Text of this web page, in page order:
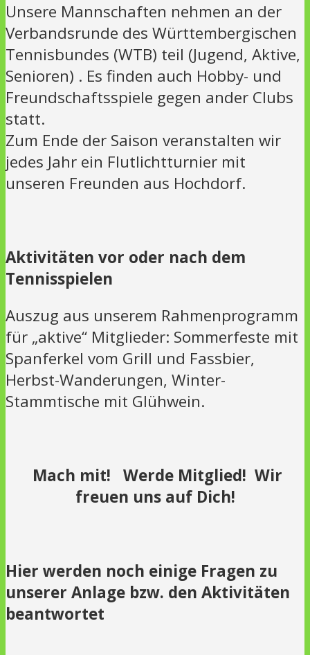
Unsere Mannschaften nehmen an der
Verbandsrunde des Württembergischen
Tennisbundes (WTB) teil (Jugend, Aktive,
Senioren) . Es finden auch Hobby- und
Freundschaftsspiele gegen ander Clubs
statt.
Zum Ende der Saison veranstalten wir
jedes Jahr ein Flutlichtturnier mit
unseren Freunden aus Hochdorf.
Aktivitäten vor oder nach dem
Tennisspielen
Auszug aus unserem Rahmenprogramm
für „aktive“ Mitglieder: Sommerfeste mit
Spanferkel vom Grill und Fassbier,
Herbst-Wanderungen, Winter-
Stammtische mit Glühwein.
Mach mit! Werde Mitglied! Wir
freuen uns auf Dich!
Hier werden noch einige Fragen zu
unserer Anlage bzw. den Aktivitäten
beantwortet